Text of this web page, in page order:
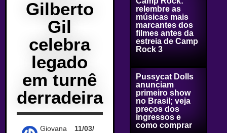
Gilberto
Gil
celebra
legado
em turnê
derradeira
Giovana
11/03/
relembre as
músicas mais
marcantes dos
filmes antes da
estreia de Camp
Rock 3
Pussycat Dolls
anunciam
primeiro show
no Brasil; veja
preços dos
ingressos e
como comprar